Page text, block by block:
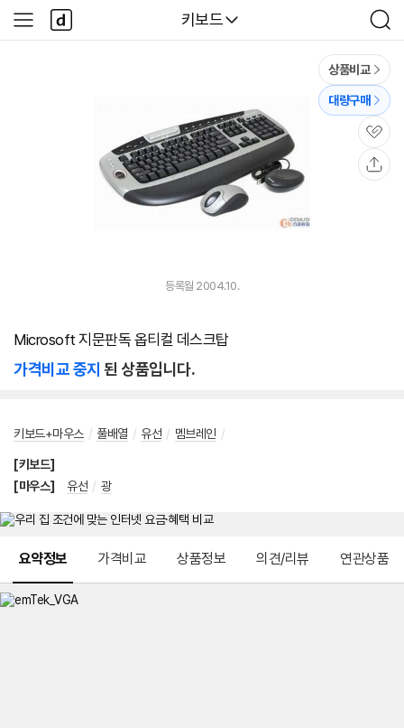
다나와
키보드
검
색
사
이
다
나
와
상품비교
대량구매
관
심
등록월 2004.10.
Microsoft 지문판독 옵티컬 데스크탑
가격비교 중지 된 상품입니다.
키보드+마우스 / 풀배열 / 유선 / 멤브레인 /
[키보드]
[마우스]
유선 / 광
요약정보 가격비교 상품정보 의견/리뷰 연관상품